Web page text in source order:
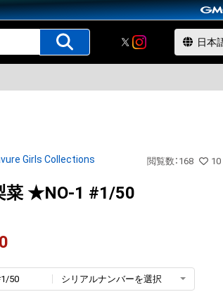
Girls Collections 閲覧数 ： 168 10
菜 ★NO-1 #1/50
50 シリアルナンバーを選択